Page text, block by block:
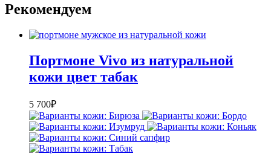
Рекомендуем
Портмоне Vivo из натуральной
кожи цвет табак
5 700₽